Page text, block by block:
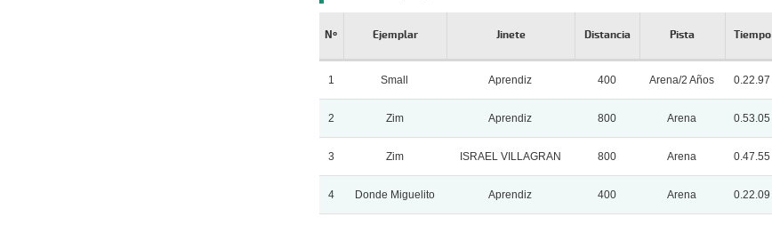
Nº Ejemplar Jinete Distancia Pista Tiempo
1 Small Aprendiz 400 Arena/2 Años 0.22.97
2 Zim Aprendiz 800 Arena 0.53.05
3 Zim ISRAEL VILLAGRAN 800 Arena 0.47.55
4 Donde Miguelito Aprendiz 400 Arena 0.22.09